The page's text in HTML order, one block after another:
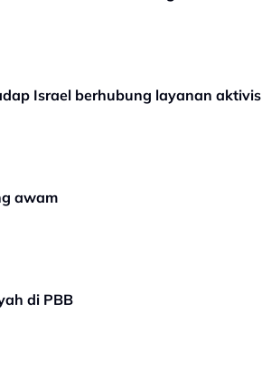
Israel berhubung layanan aktivis
awam
di PBB